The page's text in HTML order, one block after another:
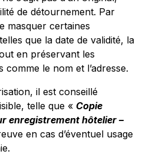
de détournement. Par
masquer certaines
que la date de validité, la
en préservant les
le nom et l’adresse.
il est conseillé
telle que « Copie
enregistrement hôtelier –
en cas d’éventuel usage